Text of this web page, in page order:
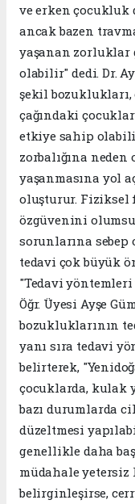
ve erken çocukluk
ancak bazen
yaşanan zorluklar
olabilir" dedi. Dr.
şekil
çağındaki
etkiye sahip
zorbalığına
yaşanmasına yol
oluşturur. Fiziksel
özgüvenini
sorunlarına sebep
tedavi çok büyük
"Tedavi
Öğr. Üyesi Ayşe
bozukluklarının
yanı sıra tedavi
belirterek,
çocuklarda, kulak
bazı durumlarda
düzeltmesi
genellikle daha
müdahale yetersiz
belirginleşirse,